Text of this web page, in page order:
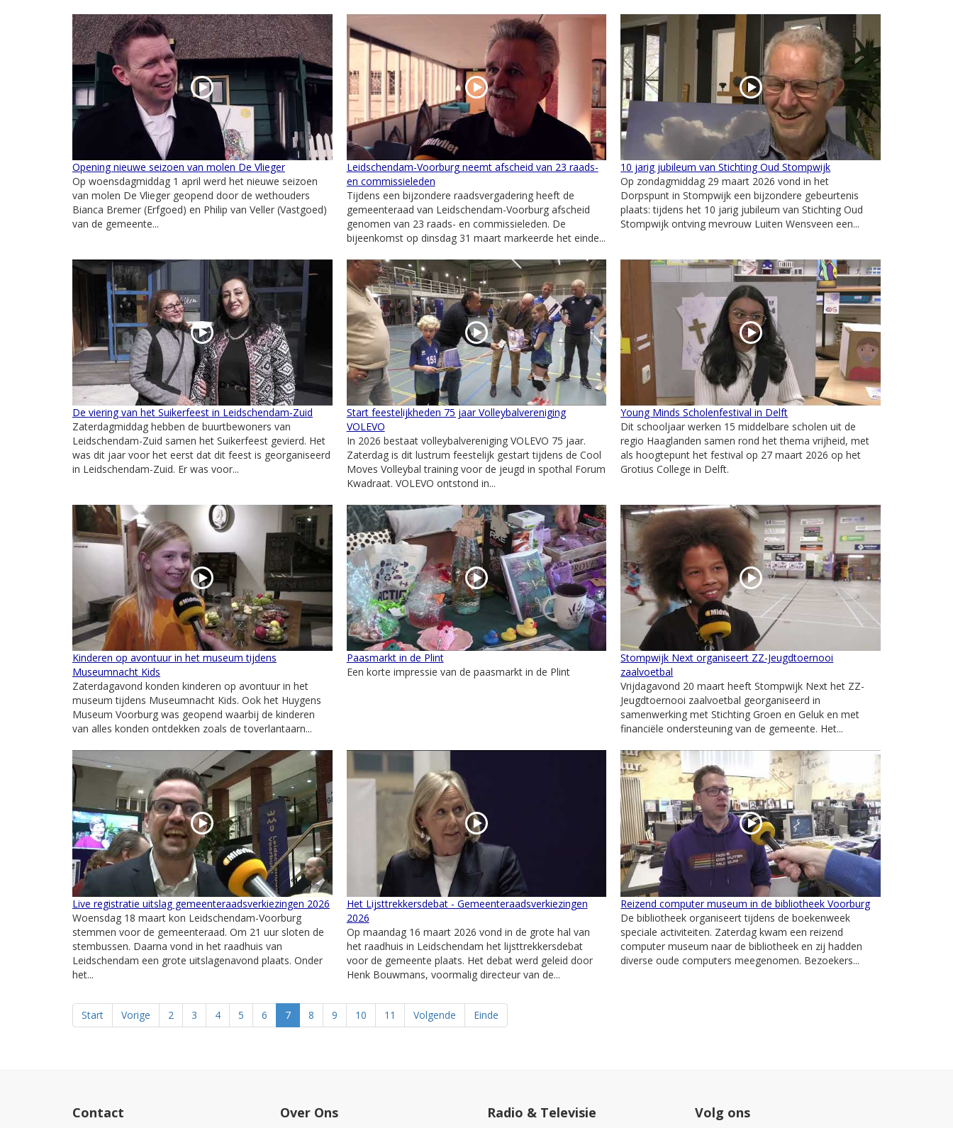
Opening nieuwe seizoen van molen De Vlieger
Op woensdagmiddag 1 april werd het nieuwe seizoen
van molen De Vlieger geopend door de wethouders
Bianca Bremer (Erfgoed) en Philip van Veller (Vastgoed)
van de gemeente...
Leidschendam-Voorburg neemt afscheid van 23 raads-
en commissieleden
Tijdens een bijzondere raadsvergadering heeft de
gemeenteraad van Leidschendam-Voorburg afscheid
genomen van 23 raads- en commissieleden. De
bijeenkomst op dinsdag 31 maart markeerde het einde...
10 jarig jubileum van Stichting Oud Stompwijk
Op zondagmiddag 29 maart 2026 vond in het
Dorpspunt in Stompwijk een bijzondere gebeurtenis
plaats: tijdens het 10 jarig jubileum van Stichting Oud
Stompwijk ontving mevrouw Luiten Wensveen een...
De viering van het Suikerfeest in Leidschendam-Zuid
Zaterdagmiddag hebben de buurtbewoners van
Leidschendam-Zuid samen het Suikerfeest gevierd. Het
was dit jaar voor het eerst dat dit feest is georganiseerd
in Leidschendam-Zuid. Er was voor...
Start feestelijkheden 75 jaar Volleybalvereniging
VOLEVO
In 2026 bestaat volleybalvereniging VOLEVO 75 jaar.
Zaterdag is dit lustrum feestelijk gestart tijdens de Cool
Moves Volleybal training voor de jeugd in spothal Forum
Kwadraat. VOLEVO ontstond in...
Young Minds Scholenfestival in Delft
Dit schooljaar werken 15 middelbare scholen uit de
regio Haaglanden samen rond het thema vrijheid, met
als hoogtepunt het festival op 27 maart 2026 op het
Grotius College in Delft.
Kinderen op avontuur in het museum tijdens
Museumnacht Kids
Zaterdagavond konden kinderen op avontuur in het
museum tijdens Museumnacht Kids. Ook het Huygens
Museum Voorburg was geopend waarbij de kinderen
van alles konden ontdekken zoals de toverlantaarn...
Paasmarkt in de Plint
Een korte impressie van de paasmarkt in de Plint
Stompwijk Next organiseert ZZ-Jeugdtoernooi
zaalvoetbal
Vrijdagavond 20 maart heeft Stompwijk Next het ZZ-
Jeugdtoernooi zaalvoetbal georganiseerd in
samenwerking met Stichting Groen en Geluk en met
financiële ondersteuning van de gemeente. Het...
Live registratie uitslag gemeenteraadsverkiezingen 2026
Woensdag 18 maart kon Leidschendam-Voorburg
stemmen voor de gemeenteraad. Om 21 uur sloten de
stembussen. Daarna vond in het raadhuis van
Leidschendam een grote uitslagenavond plaats. Onder
het...
Het Lijsttrekkersdebat - Gemeenteraadsverkiezingen
2026
Op maandag 16 maart 2026 vond in de grote hal van
het raadhuis in Leidschendam het lijsttrekkersdebat
voor de gemeente plaats. Het debat werd geleid door
Henk Bouwmans, voormalig directeur van de...
Reizend computer museum in de bibliotheek Voorburg
De bibliotheek organiseert tijdens de boekenweek
speciale activiteiten. Zaterdag kwam een reizend
computer museum naar de bibliotheek en zij hadden
diverse oude computers meegenomen. Bezoekers...
Start Vorige 2 3 4 5 6 7 8 9 10 11 Volgende Einde
Contact Over Ons Radio & Televisie Volg ons